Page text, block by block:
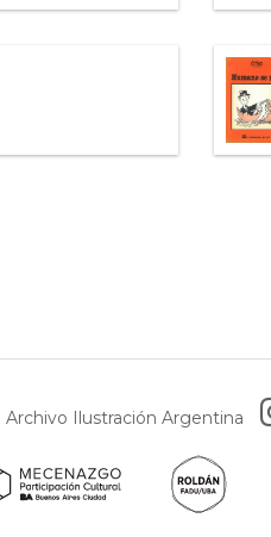
Archivo Ilustración Argentina